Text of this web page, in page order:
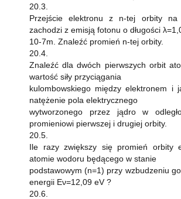
20.3.
Przejście elektronu z n-tej orbity na
zachodzi z emisją fotonu o długości
10-7m. Znaleźć promień n-tej orbity.
20.4.
Znaleźć dla dwóch pierwszych orbit
wartość siły przyciągania
kulombowskiego między elektronem i
natężenie pola elektrycznego
wytworzonego przez jądro w
promieniowi pierwszej i drugiej orbity.
20.5.
Ile razy zwiększy się promień orbity
atomie wodoru będącego w stanie
podstawowym (n=1) przy wzbudzeniu
energii Eν=12,09 eV ?
20.6.